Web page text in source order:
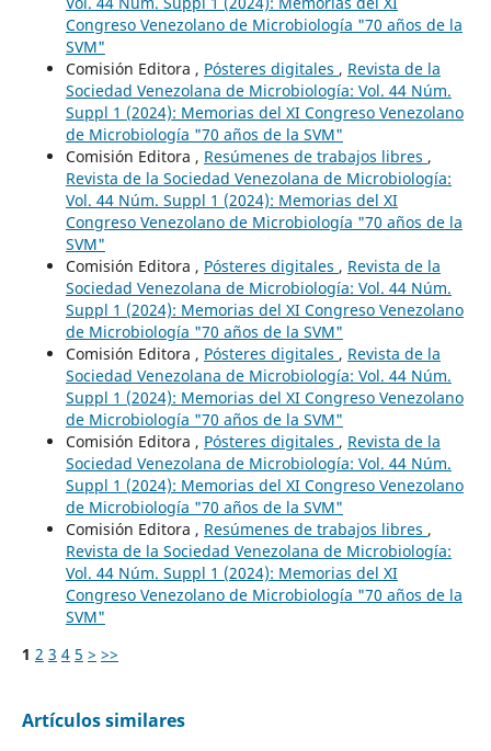
Congreso Venezolano de Microbiología "70 años de la
SVM"
Comisión Editora , Pósteres digitales , Revista de la
Sociedad Venezolana de Microbiología: Vol. 44 Núm.
Suppl 1 (2024): Memorias del XI Congreso Venezolano
de Microbiología "70 años de la SVM"
Comisión Editora , Resúmenes de trabajos libres ,
Revista de la Sociedad Venezolana de Microbiología:
Vol. 44 Núm. Suppl 1 (2024): Memorias del XI
Congreso Venezolano de Microbiología "70 años de la
SVM"
Comisión Editora , Pósteres digitales , Revista de la
Sociedad Venezolana de Microbiología: Vol. 44 Núm.
Suppl 1 (2024): Memorias del XI Congreso Venezolano
de Microbiología "70 años de la SVM"
Comisión Editora , Pósteres digitales , Revista de la
Sociedad Venezolana de Microbiología: Vol. 44 Núm.
Suppl 1 (2024): Memorias del XI Congreso Venezolano
de Microbiología "70 años de la SVM"
Comisión Editora , Pósteres digitales , Revista de la
Sociedad Venezolana de Microbiología: Vol. 44 Núm.
Suppl 1 (2024): Memorias del XI Congreso Venezolano
de Microbiología "70 años de la SVM"
Comisión Editora , Resúmenes de trabajos libres ,
Revista de la Sociedad Venezolana de Microbiología:
Vol. 44 Núm. Suppl 1 (2024): Memorias del XI
Congreso Venezolano de Microbiología "70 años de la
SVM"
1 2 3 4 5 > >>
Artículos similares